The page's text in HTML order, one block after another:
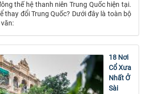
thế hệ thanh niên Trung Quốc hiện tại.
thay đổi Trung Quốc? Dưới đây là toàn bộ
18 Nơi
Cổ Xưa
Nhất Ở
Sài